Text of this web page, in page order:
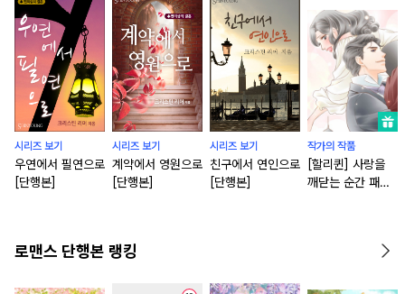
시리즈 보기
우연에서 필연으로
[단행본]
시리즈 보기
계약에서 영원으로
[단행본]
시리즈 보기
친구에서 연인으로
[단행본]
작가의 작품
[할리퀸] 사랑을
깨닫는 순간 패키
로맨스 단행본 랭킹